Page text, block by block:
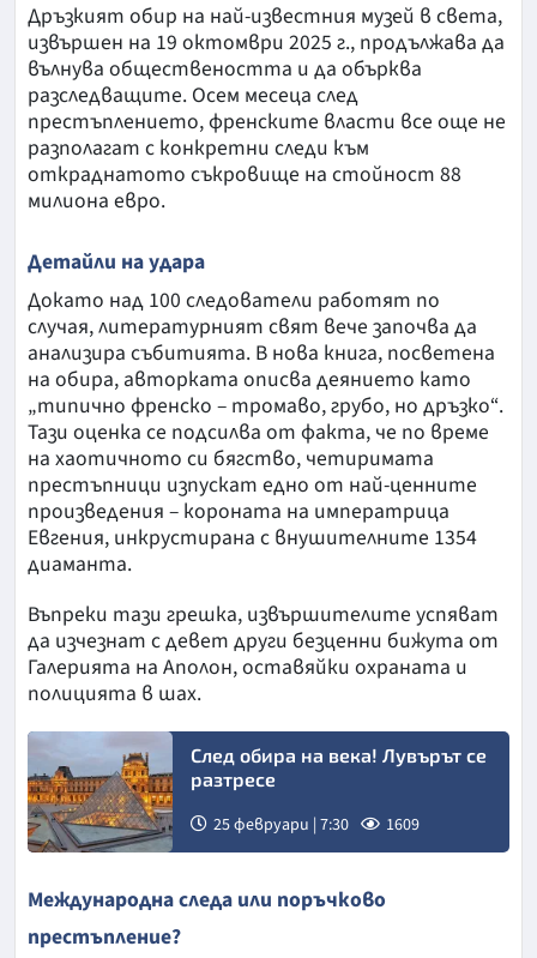
Дръзкият обир на най-известния музей в света,
извършен на 19 октомври 2025 г., продължава да
вълнува обществеността и да обърква
разследващите. Осем месеца след
престъплението, френските власти все още не
разполагат с конкретни следи към
откраднатото съкровище на стойност 88
милиона евро.
Детайли на удара
Докато над 100 следователи работят по
случая, литературният свят вече започва да
анализира събитията. В нова книга, посветена
на обира, авторката описва деянието като
„типично френско – тромаво, грубо, но дръзко“.
Тази оценка се подсилва от факта, че по време
на хаотичното си бягство, четиримата
престъпници изпускат едно от най-ценните
произведения – короната на императрица
Евгения, инкрустирана с внушителните 1354
диаманта.
Въпреки тази грешка, извършителите успяват
да изчезнат с девет други безценни бижута от
Галерията на Аполон, оставяйки охраната и
полицията в шах.
След обира на века! Лувърът се
разтресе
25 февруари | 7:30 1609
Международна следа или поръчково
престъпление?